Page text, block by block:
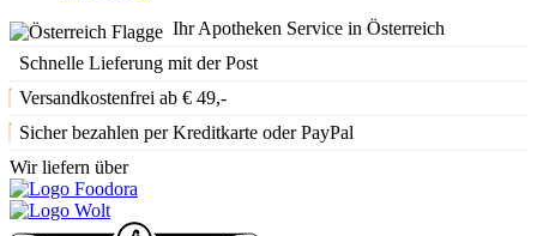
Ihr Apotheken Service in Österreich
Schnelle Lieferung mit der Post
Versandkostenfrei ab € 49,-
Sicher bezahlen per Kreditkarte oder PayPal
Wir liefern über